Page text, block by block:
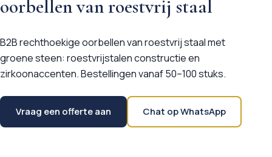
oorbellen van roestvrij staal
B2B rechthoekige oorbellen van roestvrij staal met
groene steen: roestvrijstalen constructie en
zirkoonaccenten. Bestellingen vanaf 50–100 stuks.
Vraag een offerte aan Chat op WhatsApp